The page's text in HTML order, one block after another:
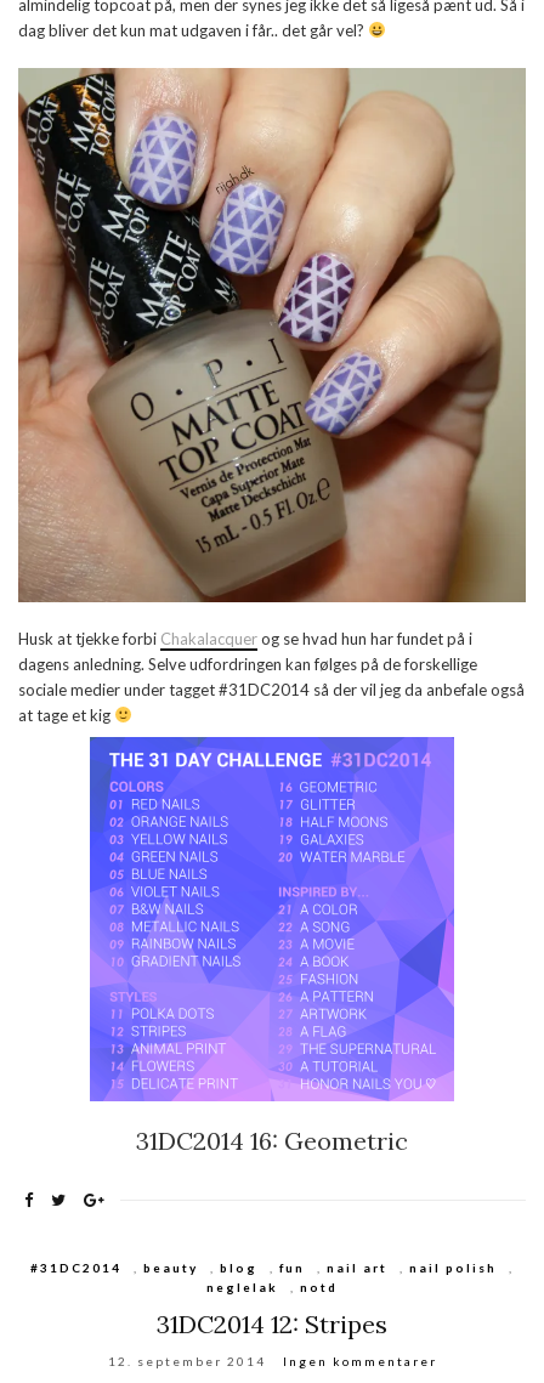
almindelig topcoat på, men der synes jeg ikke det så ligeså pænt ud. Så i
dag bliver det kun mat udgaven i får.. det går vel?
Husk at tjekke forbi Chakalacquerog se hvad hun har fundet på i
dagens anledning. Selve udfordringen kan følges på de forskellige
sociale medier under tagget #31DC2014 så der vil jeg da anbefale også
at tage et kig
31DC2014 16: Geometric
#31DC2014 beauty blog fun nail art nail polish
neglelak
notd
31DC2014 12: Stripes
12. september 2014 Ingen kommentarer